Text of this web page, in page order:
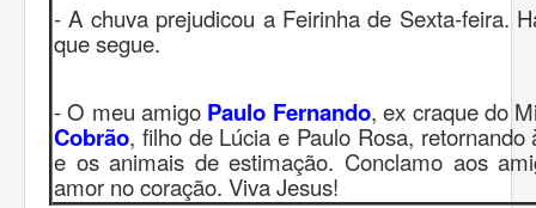
- A chuva prejudicou a Feirinha de Sexta-feira.
que segue.
- O meu amigo Paulo Fernando, ex craque do
Cobrão, filho de Lúcia e Paulo Rosa,
e os animais de estimação. Conclamo aos
amor no coração. Viva Jesus!